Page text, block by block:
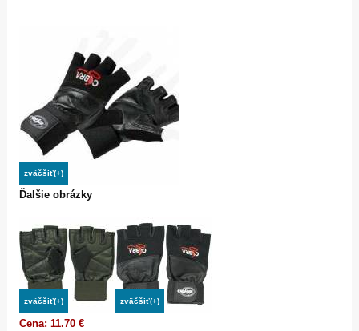
zväčšiť(+)
Ďalšie obrázky
zväčšiť(+) zväčšiť(+)
Cena: 11.70 €